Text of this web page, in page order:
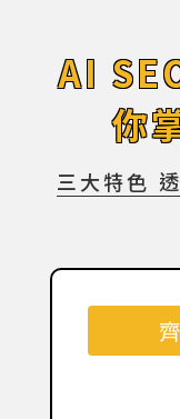
AI
你
三大特色